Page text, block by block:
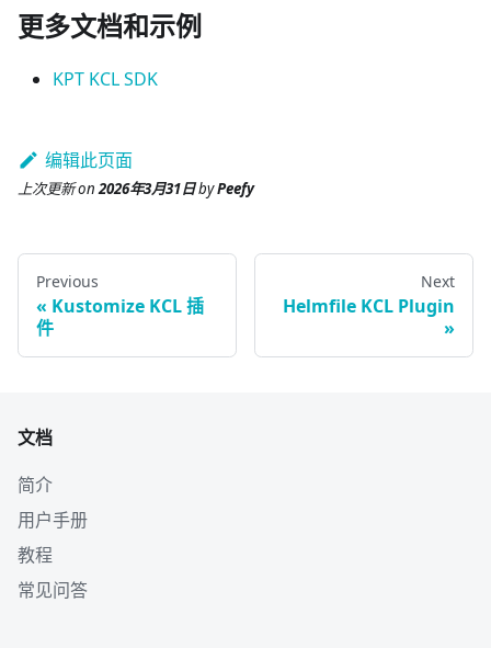
更多文档和示例
KPT KCL SDK
编辑此页面
上次更新on2026年3月31日byPeefy
Previous
Kustomize KCL 插
件
Next
Helmfile KCL Plugin
文档
简介
用户手册
教程
常见问答